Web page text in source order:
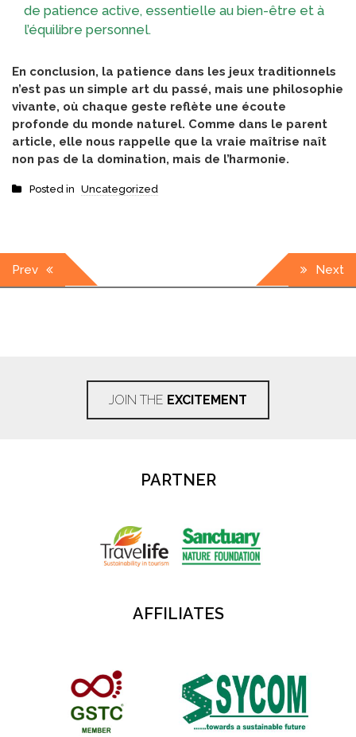
de patience active, essentielle au bien-être et à
l’équilibre personnel.
En conclusion, la patience dans les jeux traditionnels
n’est pas un simple art du passé, mais une philosophie
vivante, où chaque geste reflète une écoute
profonde du monde naturel. Comme dans le parent
article, elle nous rappelle que la vraie maîtrise naît
non pas de la domination, mais de l’harmonie.
Posted in Uncategorized
Post
navigation
Prev Next
JOIN THE EXCITEMENT
PARTNER
AFFILIATES